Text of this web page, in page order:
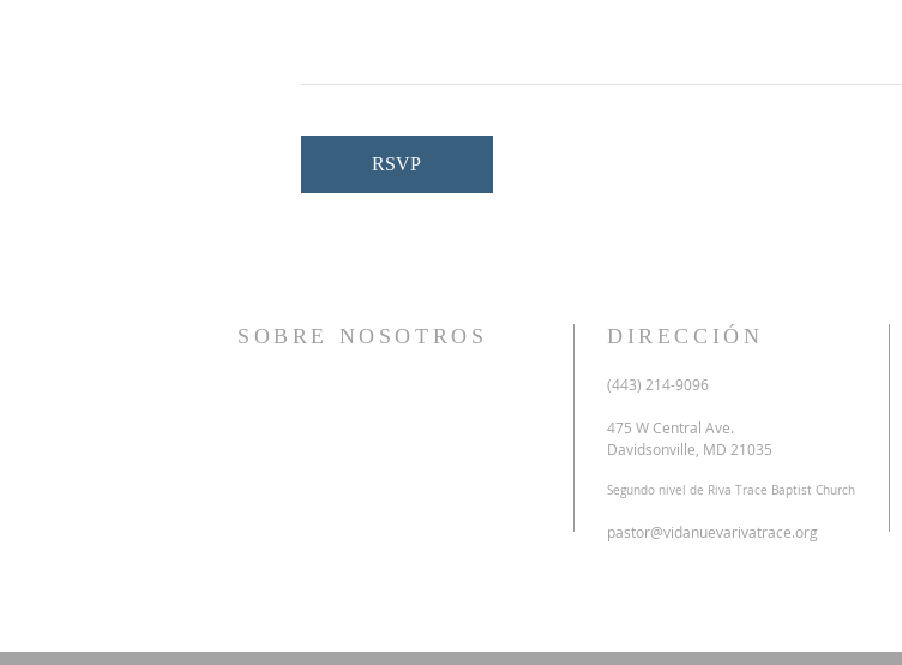
RSVP
SOBRE NOSOTROS DIRECCIÓN
(443) 214-9096
475 W Central Ave.
Davidsonville, MD 21035
Segundo nivel de Riva Trace Baptist Church
pastor@vidanuevarivatrace.org